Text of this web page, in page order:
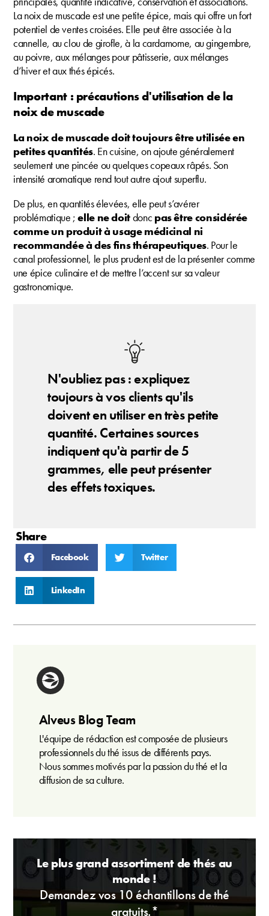
La noix de muscade est une petite épice, mais qui offre un fort
potentiel de ventes croisées. Elle peut être associée à la
cannelle, au clou de girofle, à la cardamome, au gingembre,
au poivre, aux mélanges pour pâtisserie, aux mélanges
d’hiver et aux thés épicés.
Important : précautions d'utilisation de la
noix de muscade
La noix de muscade doit toujours être utilisée en
petites quantités. En cuisine, on ajoute généralement
seulement une pincée ou quelques copeaux râpés. Son
intensité aromatique rend tout autre ajout superflu.
De plus, en quantités élevées, elle peut s’avérer
problématique ;elle ne doitdoncpas être considérée
comme un produit à usage médicinal ni
recommandée à des fins thérapeutiques. Pour le
canal professionnel, le plus prudent est de la présenter comme
une épice culinaire et de mettre l’accent sur sa valeur
gastronomique.
N'oubliez pas : expliquez
toujours à vos clients qu'ils
doivent en utiliser en très petite
quantité. Certaines sources
indiquent qu'à partir de 5
grammes, elle peut présenter
des effets toxiques.
Share
Facebook Twitter
LinkedIn
Alveus Blog Team
L'équipe de rédaction est composée de plusieurs
professionnels du thé issus de différents pays.
Nous sommes motivés par la passion du thé et la
diffusion de sa culture.
Le plus grand assortiment de thés au
monde !
Demandez vos 10 échantillons de thé
gratuits.*